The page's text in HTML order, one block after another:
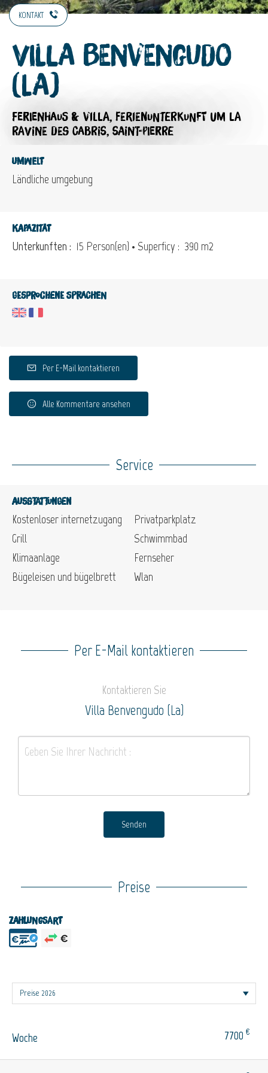
KONTAKT
Villa Benvengudo
(La)
FERIENHAUS & VILLA, FERIENUNTERKUNFT UM LA
RAVINE DES CABRIS, SAINT-PIERRE
Umwelt
Ländliche umgebung
Kapazität
Unterkunften : 15 Person(en) • Superficy : 390 m2
Gesprochene Sprachen
Per E-Mail kontaktieren
Alle Kommentare ansehen
Service
Ausstattungen
Kostenloser internetzugang
Grill
Klimaanlage
Bügeleisen und bügelbrett
Privatparkplatz
Schwimmbad
Fernseher
Wlan
Per E-Mail kontaktieren
Kontaktieren Sie
Villa Benvengudo (La)
Senden
Preise
Zahlungsart
Woche 7700 €